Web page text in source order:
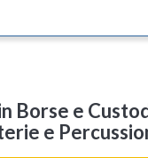
Borse e
e